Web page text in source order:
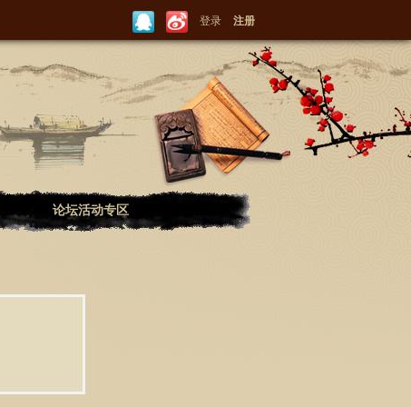
登录 注册
论坛活动专区